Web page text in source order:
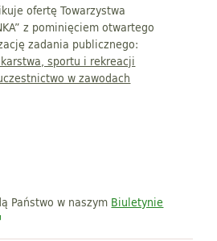
ofertę Towarzystwa
z pominięciem otwartego
zadania publicznego:
sportu i rekreacji
w zawodach
Państwo w naszym Biuletynie